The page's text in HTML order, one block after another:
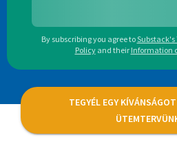
By subscribing you agree toSubstack's
Policy and their Information
TEGYÉL EGY